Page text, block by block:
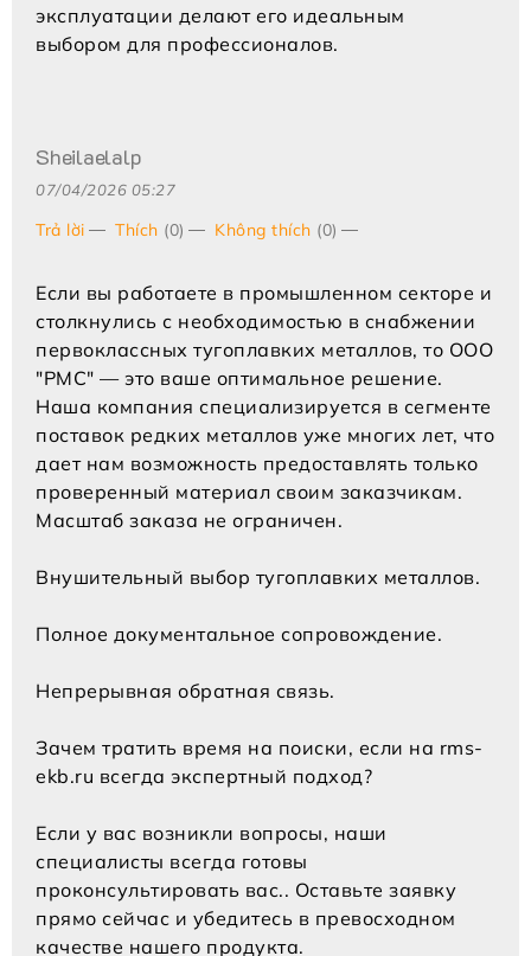
эксплуатации делают его идеальным
выбором для профессионалов.
Sheilaelalp
07/04/2026 05:27
Trả lời Thích (0) Không thích (0)
Если вы работаете в промышленном секторе и
столкнулись с необходимостью в снабжении
первоклассных тугоплавких металлов, то ООО
"РМС" — это ваше оптимальное решение.
Наша компания специализируется в сегменте
поставок редких металлов уже многих лет, что
дает нам возможность предоставлять только
проверенный материал своим заказчикам.
Масштаб заказа не ограничен.
Внушительный выбор тугоплавких металлов.
Полное документальное сопровождение.
Непрерывная обратная связь.
Зачем тратить время на поиски, если на rms-
ekb.ru всегда экспертный подход?
Если у вас возникли вопросы, наши
специалисты всегда готовы
проконсультировать вас.. Оставьте заявку
прямо сейчас и убедитесь в превосходном
качестве нашего продукта.